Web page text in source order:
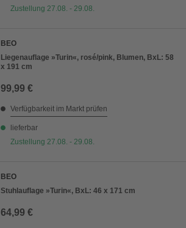
Zustellung 27.08. - 29.08.
BEO
Liegenauflage »Turin«, rosé/pink, Blumen, BxL: 58
x 191 cm
99,99 €
Verfügbarkeit im Markt prüfen
lieferbar
Zustellung 27.08. - 29.08.
BEO
Stuhlauflage »Turin«, BxL: 46 x 171 cm
64,99 €